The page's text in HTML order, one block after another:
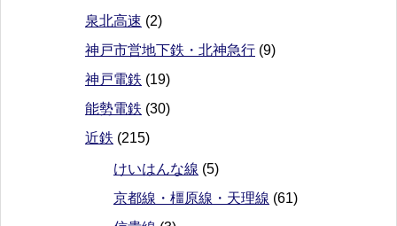
泉北高速 (2)
神戸市営地下鉄・北神急行 (9)
神戸電鉄 (19)
能勢電鉄 (30)
近鉄 (215)
けいはんな線 (5)
京都線・橿原線・天理線 (61)